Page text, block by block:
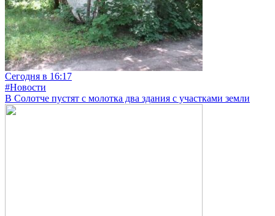
Сегодня в 16:17
#Новости
В Солотче пустят с молотка два здания с участками земли